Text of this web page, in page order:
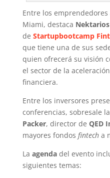
Entre los
Miami, destaca
de Startupbootcamp
que tiene una de sus
quien ofrecerá su visión
el sector de la
financiera.
Entre los inversores
conferencias, sobresale
Packer, director de QED
mayores fondos fintecha
La agendadel evento
siguientes temas: